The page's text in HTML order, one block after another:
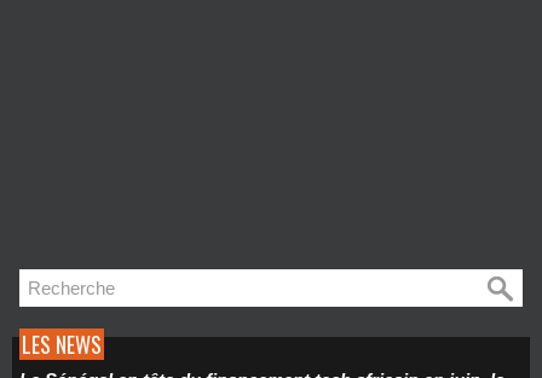
LES NEWS